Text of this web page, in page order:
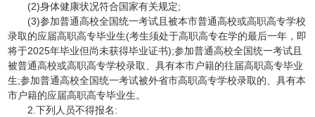
(2)身体健康状况符合国家有关规定;
(3)参加普通高校全国统一考试且被本市普通高校或高职高专学校
录取的应届高职高专毕业生(考生须处于高职高专在学的最后一年，即
将于2025年毕业但尚未获得毕业证书);参加普通高校全国统一考试且
被普通高校或高职高专学校录取、具有本市户籍的往届高职高专毕业
生;参加普通高校全国统一考试被外省市高职高专学校录取的、具有本
市户籍的应届高职高专毕业生。
2.下列人员不得报名: